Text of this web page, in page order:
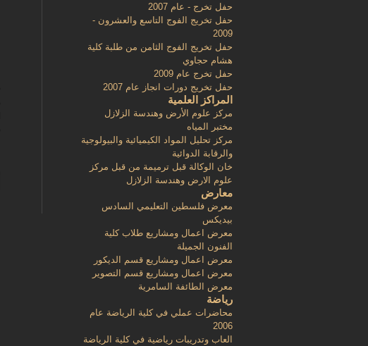
حفل تخرج - عام 2007
حفل تخريج الفوج التاسع والعشرون -
2009
حفل تخريج الفوج الثامن من طلبة كلية
هشام حجاوي
حفل تخرج عام 2009
حفل تخريج دورات انجاز عام 2007
المراكز العلمية
مركز علوم الأرض وهندسة الزلازل
مختبر المياه
مركز تحليل المواد الكيميائية والبيولوجية
والرقابة الدوائية
خان الوكالة قبل ترميمة من قبل مركز
علوم الارض وهندسة الزلازل
معارض
معرض فلسطين التعليمي السادس
بيديكس
معرض اعمال ومشاريع طلاب كلية
الفنون الجميلة
معرض اعمال ومشاريع قسم الديكور
معرض اعمال ومشاريع قسم التصوير
معرض الطائفة السامرية
رياضة
محاضرات عملي في كلية الرياضة عام
2006
العاب وتدريبات رياضية في كلية الرياضة